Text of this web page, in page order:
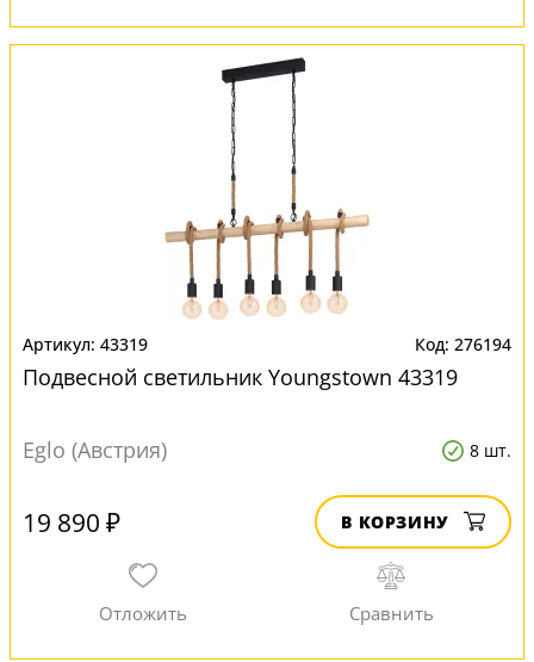
43319 276194
Подвесной светильник Youngstown 43319
Eglo (Австрия) 8 шт.
19 890 ₽ В КОРЗИНУ